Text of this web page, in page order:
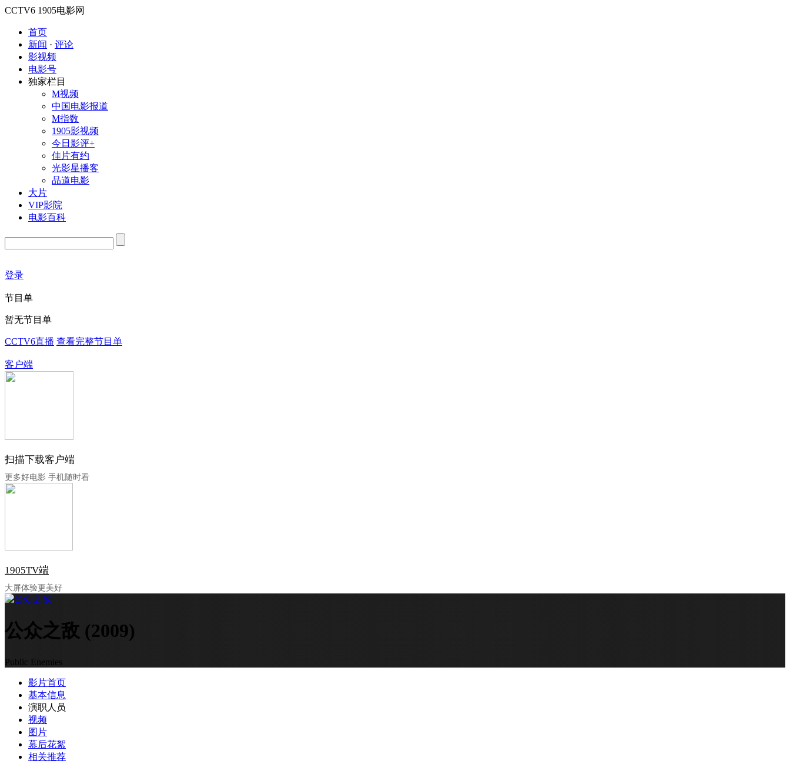
CCTV6 1905电影网
首页
新闻 · 评论
影视频
电影号
独家栏目
M视频
中国电影报道
M指数
1905影视频
今日影评+
佳片有约
光影星播客
品道电影
大片
VIP影院
电影百科
登录
节目单
暂无节目单
CCTV6直播 查看完整节目单
客户端
扫描下载客户端
更多好电影 手机随时看
1905TV端
大屏体验更美好
公众之敌 (2009)
Public Enemies
影片首页
基本信息
演职人员
视频
图片
幕后花絮
相关推荐